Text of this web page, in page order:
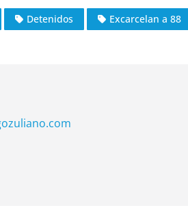
Detenidos Excarcelan a 88